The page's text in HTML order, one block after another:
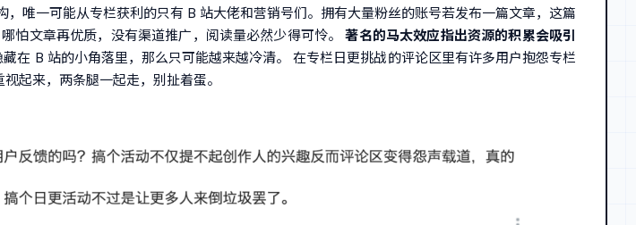
唯一可能从专栏获利的只有 B 站大佬和营销号们。拥有大量粉丝的账号若发布一篇文章，这篇
怕文章再优质，没有渠道推广，阅读量必然少得可怜。著名的马太效应指出资源的积累会吸引
在 B 站的小角落里，那么只可能越来越冷清。 在专栏日更挑战的评论区里有许多用户抱怨专栏
起来，两条腿一起走，别扯着蛋。